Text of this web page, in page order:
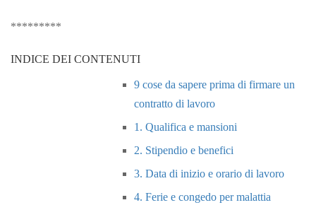
*********
INDICE DEI CONTENUTI
9 cose da sapere prima di firmare un
contratto di lavoro
1. Qualifica e mansioni
2. Stipendio e benefici
3. Data di inizio e orario di lavoro
4. Ferie e congedo per malattia